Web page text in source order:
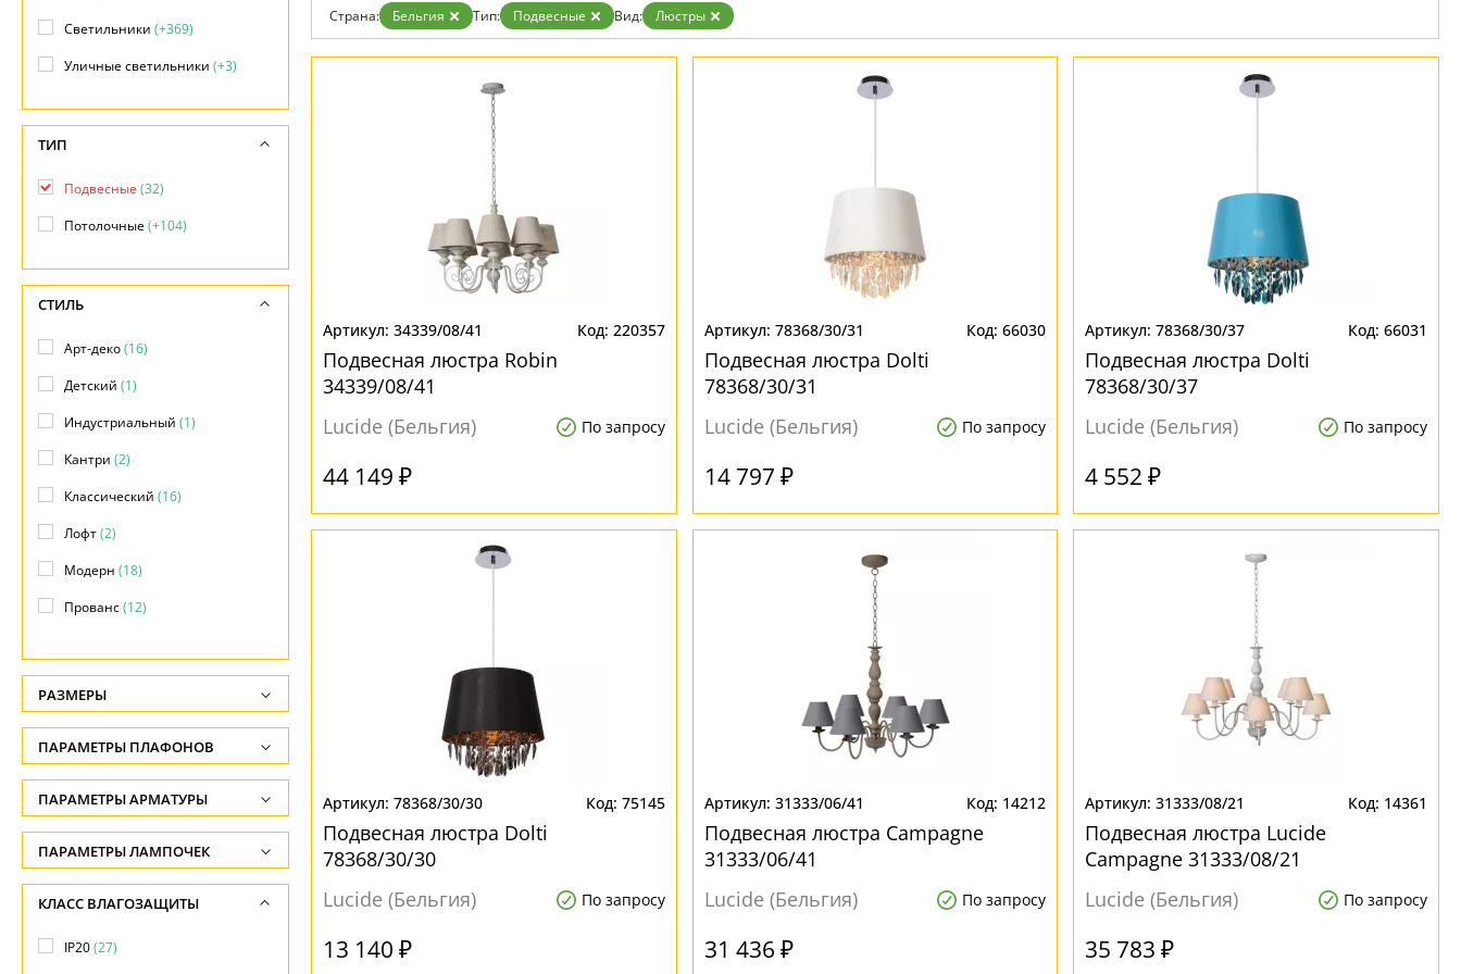
Установка
Бренды
Страна: Бельгия Тип: Подвесные Вид: Люстры
34339/08/41 220357
Подвесная люстра Robin
34339/08/41
Lucide (Бельгия)
По запросу
44 149 ₽
78368/30/31 66030
Подвесная люстра Dolti
78368/30/31
Lucide (Бельгия)
По запросу
14 797 ₽
78368/30/37 66031
Подвесная люстра Dolti
78368/30/37
Lucide (Бельгия)
По запросу
4 552 ₽
78368/30/30 75145
Подвесная люстра Dolti
78368/30/30
Lucide (Бельгия)
По запросу
13 140 ₽
31333/06/41 14212
Подвесная люстра Campagne
31333/06/41
Lucide (Бельгия)
По запросу
31 436 ₽
31333/08/21 14361
Подвесная люстра Lucide
Campagne 31333/08/21
Lucide (Бельгия)
По запросу
35 783 ₽
Светильники (+369)
Уличные светильники (+3)
ТИП
Подвесные (32)
Потолочные(+104)
СТИЛЬ
Арт-деко(16)
Детский (1)
Индустриальный (1)
Кантри (2)
Классический (16)
Лофт(2)
Модерн (18)
Прованс(12)
Техно(4)
Хай-тек(1)
Яркое и цветное(5)
РАЗМЕРЫ
Высота, см
-
Ширина, см
-
Диаметр, см
-
Длина, см
ПАРАМЕТРЫ ПЛАФОНОВ
ФОРМА ПЛАФОНА
Без плафона(5)
Декоративный(6)
Конус(17)
Круг(2)
ПАРАМЕТРЫ АРМАТУРЫ
ЦВЕТ АРМАТУРЫ
Белый(8)
ПАРАМЕТРЫ ЛАМПОЧЕК
Количество ламп
-
Общая мощность ламп
КЛАСС ВЛАГОЗАЩИТЫ
IP20(27)